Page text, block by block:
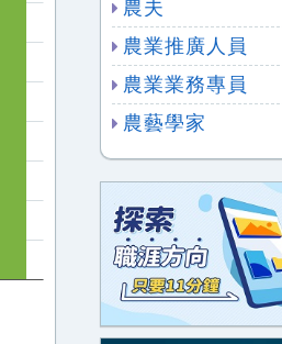
農夫
農業推廣人員
農業業務專員
農藝學家